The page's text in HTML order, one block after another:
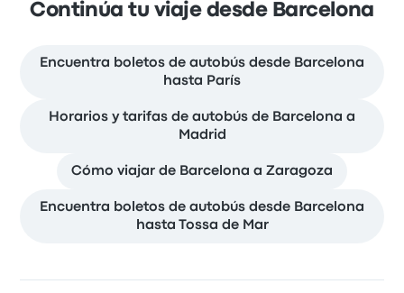
Continúa tu viaje desde Barcelona
Encuentra boletos de autobús desde Barcelona
hasta París
Horarios y tarifas de autobús de Barcelona a
Madrid
Cómo viajar de Barcelona a Zaragoza
Encuentra boletos de autobús desde Barcelona
hasta Tossa de Mar